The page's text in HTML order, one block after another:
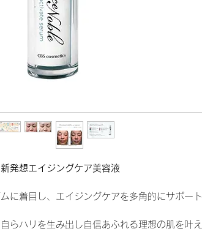
発想エイジングケア美容液
に着目し、エイジングケアを多角的にサポート
らハリを生み出し自信あふれる理想の肌を叶え